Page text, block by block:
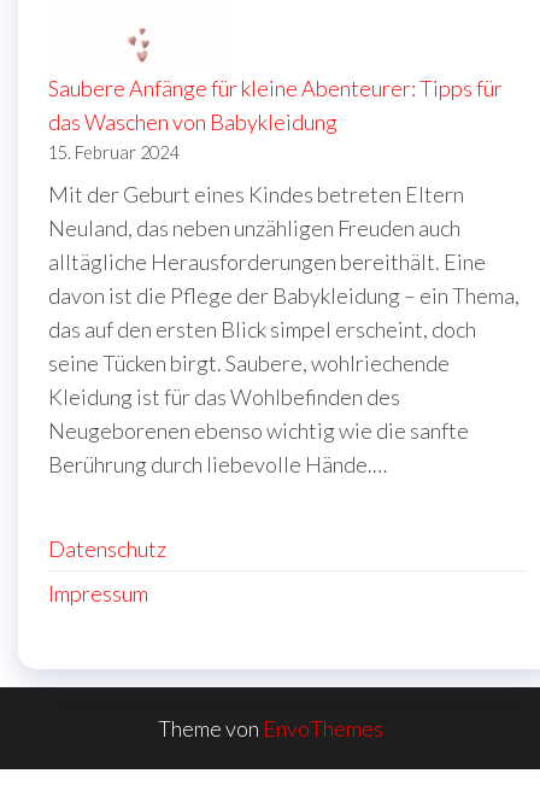
Saubere Anfänge für kleine Abenteurer: Tipps für
das Waschen von Babykleidung
15. Februar 2024
Mit der Geburt eines Kindes betreten Eltern
Neuland, das neben unzähligen Freuden auch
alltägliche Herausforderungen bereithält. Eine
davon ist die Pflege der Babykleidung – ein Thema,
das auf den ersten Blick simpel erscheint, doch
seine Tücken birgt. Saubere, wohlriechende
Kleidung ist für das Wohlbefinden des
Neugeborenen ebenso wichtig wie die sanfte
Berührung durch liebevolle Hände.…
Datenschutz
Impressum
Theme von EnvoThemes